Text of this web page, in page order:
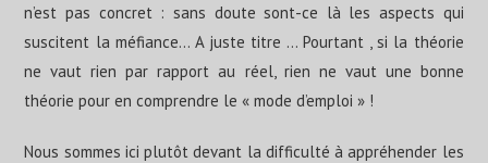
n’est pas concret : sans doute sont-ce là les aspects qui
suscitent la méfiance… A juste titre … Pourtant , si la théorie
ne vaut rien par rapport au réel, rien ne vaut une bonne
théorie pour en comprendre le « mode d’emploi » !
Nous sommes ici plutôt devant la difficulté à appréhender les